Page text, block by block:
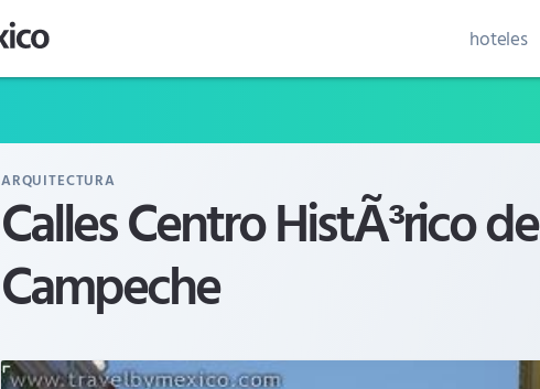
hoteles
ARQUITECTURA
Calles Centro HistÃ³rico de
Campeche